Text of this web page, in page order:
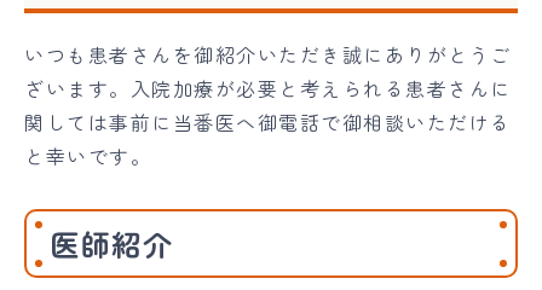
いつも患者さんを御紹介いただき誠にありがとうご
ざいます。入院加療が必要と考えられる患者さんに
関しては事前に当番医へ御電話で御相談いただける
と幸いです。
医師紹介